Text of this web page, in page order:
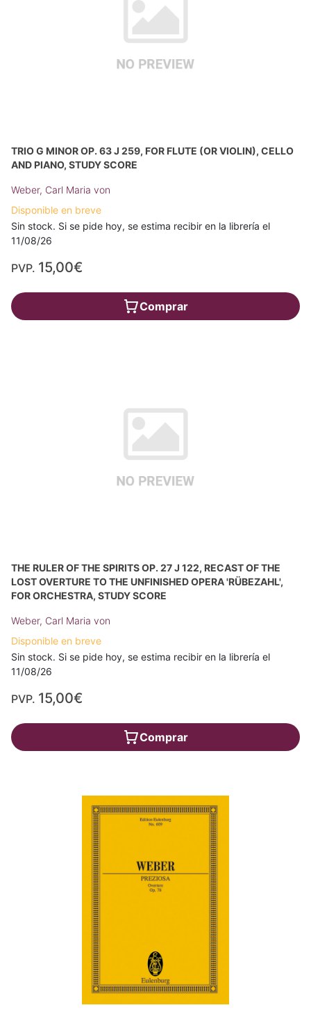
TRIO G MINOR OP. 63 J 259, FOR FLUTE (OR VIOLIN), CELLO
AND PIANO, STUDY SCORE
Weber, Carl Maria von
Disponible en breve
Sin stock. Si se pide hoy, se estima recibir en la librería el
11/08/26
PVP. 15,00€
Comprar
THE RULER OF THE SPIRITS OP. 27 J 122, RECAST OF THE
LOST OVERTURE TO THE UNFINISHED OPERA 'RÜBEZAHL',
FOR ORCHESTRA, STUDY SCORE
Weber, Carl Maria von
Disponible en breve
Sin stock. Si se pide hoy, se estima recibir en la librería el
11/08/26
PVP. 15,00€
Comprar